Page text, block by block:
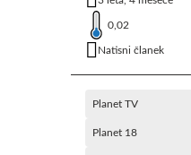
0,02
Natisni članek
Planet TV
Planet 18